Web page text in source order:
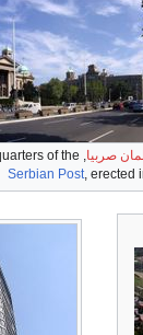
صربيا
Serbian Post , erected